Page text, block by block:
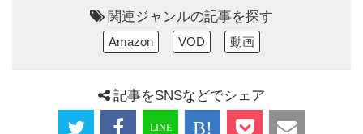
関連ジャンルの記事を探す
Amazon VOD 動画
記事をSNSなどでシェア